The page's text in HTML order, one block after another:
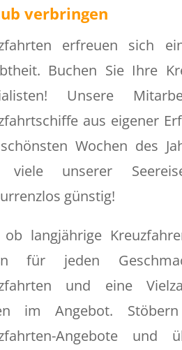
verbringen
erfreuen sich
Buchen Sie Ihre
Unsere
aus eigener
Wochen des
viele unserer
günstig!
ob langjährige
für jeden
und eine
im Angebot.
Angebote und